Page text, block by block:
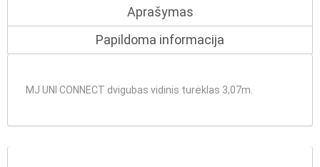
Aprašymas
Papildoma informacija
MJ UNI CONNECT dvigubas vidinis turėklas 3,07m.